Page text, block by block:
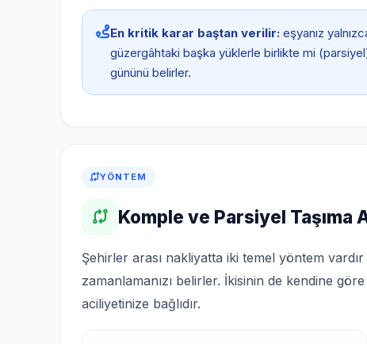
En kritik karar baştan verilir: eşyanız
güzergâhtaki başka yüklerle birlikte mi
gününü belirler.
YÖNTEM
Komple ve Parsiyel Taşıma
Şehirler arası nakliyatta iki temel yöntem
zamanlamanızı belirler. İkisinin de kendine
aciliyetinize bağlıdır.